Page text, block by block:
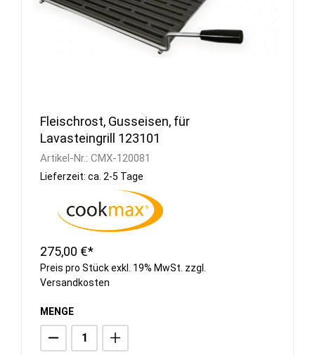
Fleischrost, Gusseisen, für
Lavasteingrill 123101
Artikel-Nr.: CMX-120081
Lieferzeit: ca. 2-5 Tage
275,00 €*
Preis pro Stück exkl. 19% MwSt. zzgl.
Versandkosten
MENGE